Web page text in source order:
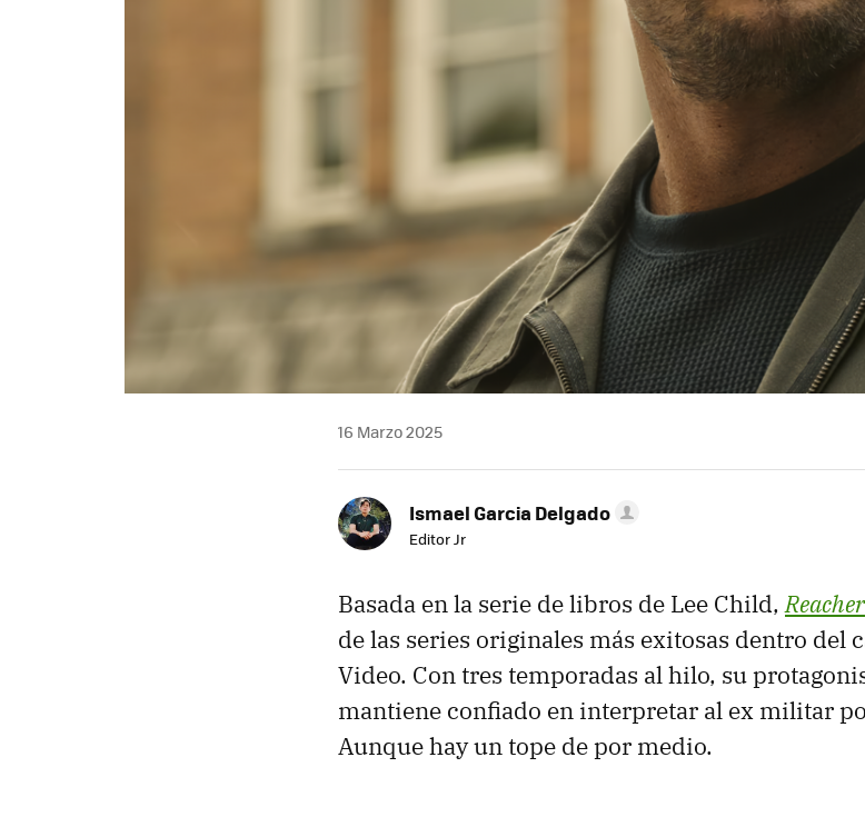
16 Marzo 2025
Ismael Garcia Delgado
Editor Jr
Basada en la serie de libros de Lee Child,Reacher
de las series originales más exitosas dentro del
Video. Con tres temporadas al hilo, su
mantiene confiado en interpretar al ex militar
Aunque hay un tope de por medio.